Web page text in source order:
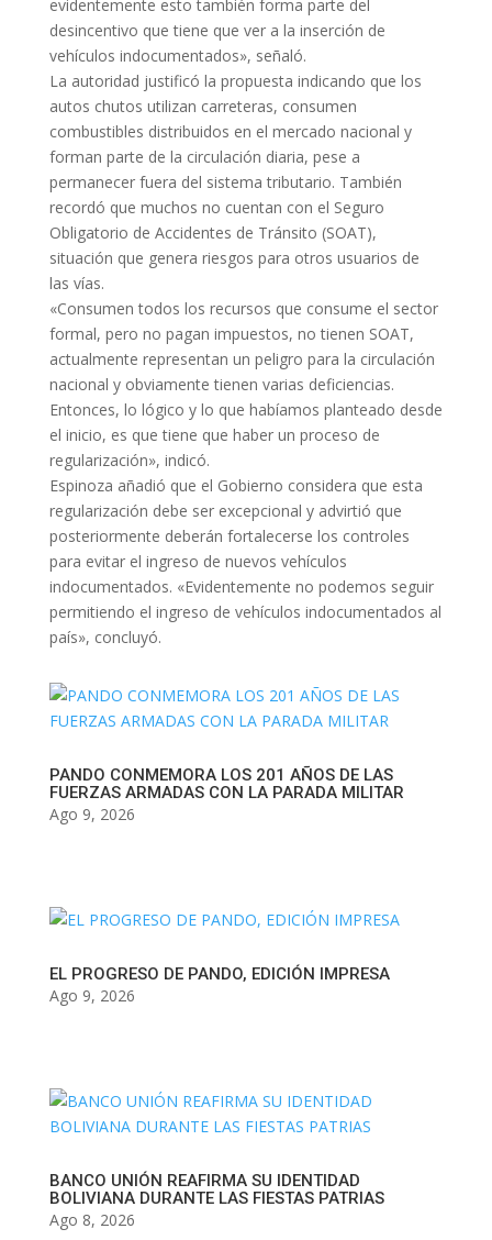
evidentemente esto también forma parte del
desincentivo que tiene que ver a la inserción de
vehículos indocumentados», señaló.
La autoridad justificó la propuesta indicando que los
autos chutos utilizan carreteras, consumen
combustibles distribuidos en el mercado nacional y
forman parte de la circulación diaria, pese a
permanecer fuera del sistema tributario. También
recordó que muchos no cuentan con el Seguro
Obligatorio de Accidentes de Tránsito (SOAT),
situación que genera riesgos para otros usuarios de
las vías.
«Consumen todos los recursos que consume el sector
formal, pero no pagan impuestos, no tienen SOAT,
actualmente representan un peligro para la circulación
nacional y obviamente tienen varias deficiencias.
Entonces, lo lógico y lo que habíamos planteado desde
el inicio, es que tiene que haber un proceso de
regularización», indicó.
Espinoza añadió que el Gobierno considera que esta
regularización debe ser excepcional y advirtió que
posteriormente deberán fortalecerse los controles
para evitar el ingreso de nuevos vehículos
indocumentados. «Evidentemente no podemos seguir
permitiendo el ingreso de vehículos indocumentados al
país», concluyó.
PANDO CONMEMORA LOS 201 AÑOS DE LAS
FUERZAS ARMADAS CON LA PARADA MILITAR
Ago 9, 2026
EL PROGRESO DE PANDO, EDICIÓN IMPRESA
Ago 9, 2026
BANCO UNIÓN REAFIRMA SU IDENTIDAD
BOLIVIANA DURANTE LAS FIESTAS PATRIAS
Ago 8, 2026